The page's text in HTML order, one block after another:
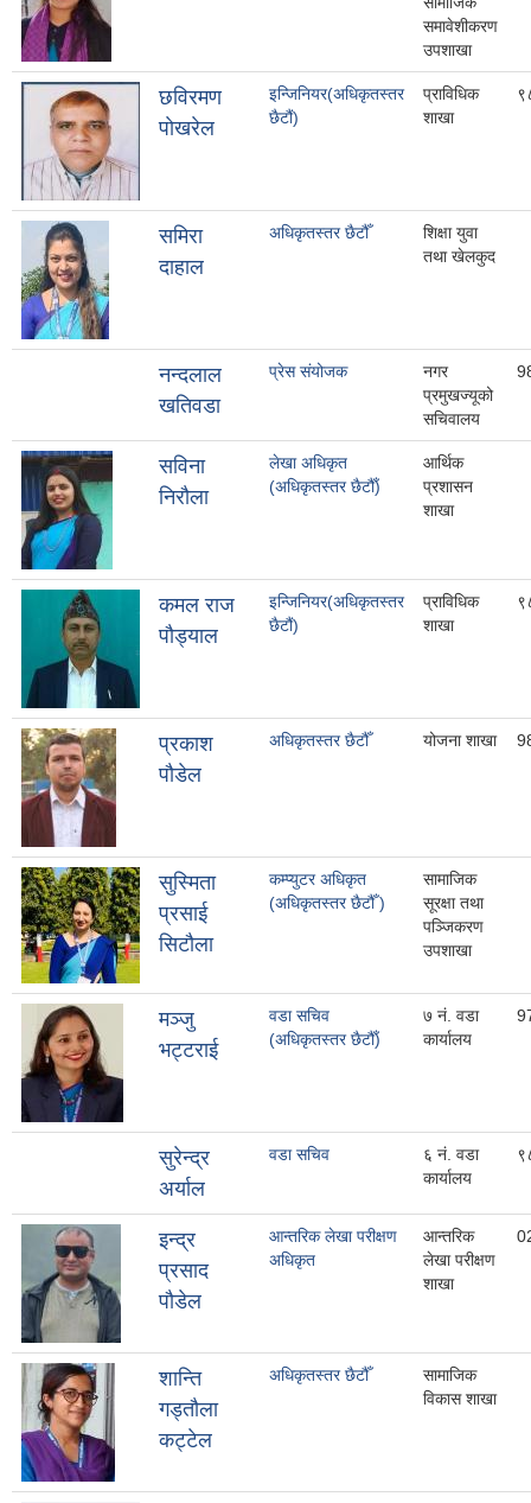
समावेशीकरण
उपशाखा
छविरमण
पाेखरेल
इन्जिनियर(अधिकृतस्तर
छैटौं)
प्राविधिक
शाखा
समिरा
दाहाल
अधिकृतस्तर छैटौँ
शिक्षा युवा
तथा खेलकुद
नन्दलाल
खतिवडा
प्रेस संयोजक
नगर
प्रमुखज्यूको
सचिवालय
सविना
निरौला
लेखा अधिकृत
(अधिकृतस्तर छैटौँ)
आर्थिक
प्रशासन
शाखा
कमल राज
पाैड्याल
इन्जिनियर(अधिकृतस्तर
छैटौं)
प्राविधिक
शाखा
प्रकाश
पौडेल
अधिकृतस्तर छैटौँ योजना शाखा
सुस्मिता
प्रसाई
सिटौला
कम्प्युटर अधिकृत
(अधिकृतस्तर छैटौँ )
सामाजिक
सूरक्षा तथा
पञ्जिकरण
उपशाखा
मञ्जु
भट्टराई
वडा सचिव
(अधिकृतस्तर छैटौँ)
७ नं. वडा
कार्यालय
सुरेन्द्र
अर्याल
वडा सचिव
६ नं. वडा
कार्यालय
इन्द्र
प्रसाद
पाैडेल
आन्तरिक लेखा परीक्षण
अधिकृत
आन्तरिक
लेखा परीक्षण
शाखा
शान्ति
गड्तौला
कट्टेल
अधिकृतस्तर छैटौँ
सामाजिक
विकास शाखा